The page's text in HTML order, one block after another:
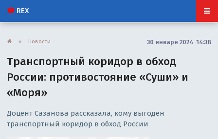
REX
» Новости 30 января 2024 14:38
Транспортный коридор в обход
России: противостояние «Суши» и
«Моря»
Доцент Сазанова рассказала, кому выгоден
транспортный коридор в обход России